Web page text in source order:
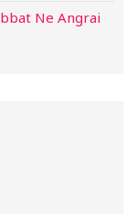
Ne Angrai